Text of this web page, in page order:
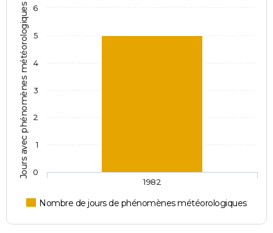
27/01/1981
05/12/1979
19/04/1979 50 000
18/01/1976
(travaux)
Jours avec phénomènes météorologiques
Nombre de jours de phénomènes météorologiques
1982
0
1
2
3
4
5
6